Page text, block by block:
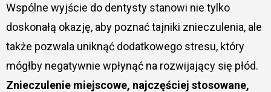
Wspólne wyjście do dentysty stanowi nie tylko
doskonałą okazję, aby poznać tajniki znieczulenia, ale
także pozwala uniknąć dodatkowego stresu, który
mógłby negatywnie wpłynąć na rozwijający się płód.
Znieczulenie miejscowe, najczęściej stosowane,